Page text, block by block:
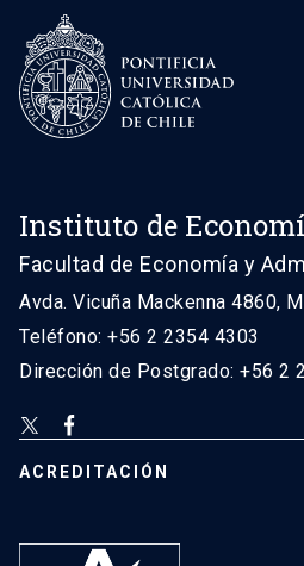
Instituto de
Facultad de Economía y
Avda. Vicuña Mackenna 4860,
Teléfono: +56 2 2354 4303
Dirección de Postgrado: +56 2
ACREDITACIÓN